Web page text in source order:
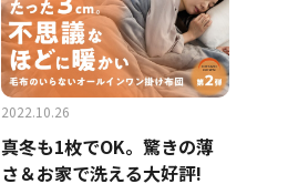
2022.10.26
真冬も1枚でOK。驚きの薄
さ＆お家で洗える大好評!